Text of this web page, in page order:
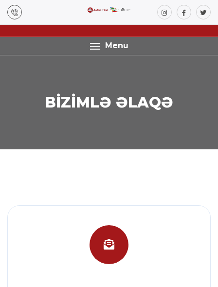
Menu
BİZİMLƏ ƏLAQƏ